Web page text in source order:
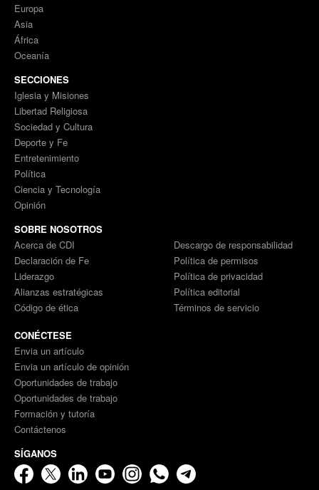
Europa
Asia
África
Oceanía
SECCIONES
Iglesia y Misiones
Libertad Religiosa
Sociedad y Cultura
Deporte y Fe
Entretenimiento
Política
Ciencia y Tecnología
Opinión
SOBRE NOSOTROS
Acerca de CDI
Declaración de Fe
Liderazgo
Alianzas estratégicas
Código de ética
Descargo de responsabilidad
Política de permisos
Política de privacidad
Política editorial
Términos de servicio
CONÉCTESE
Envia un artículo
Envia un artículo de opinión
Oportunidades de trabajo
Oportunidades de trabajo
Formación y tutoría
Contáctenos
SÍGANOS